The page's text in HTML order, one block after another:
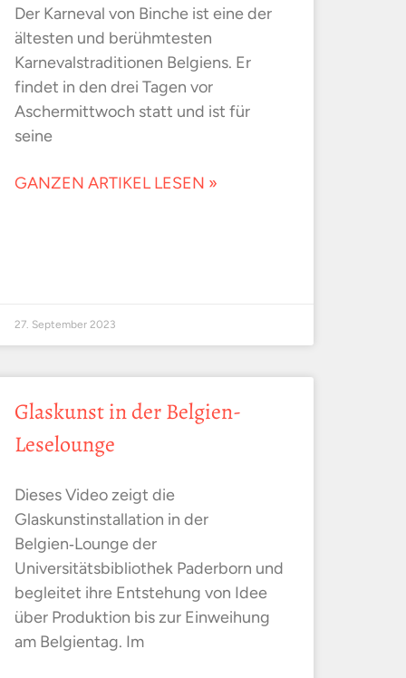
Der Karneval von Binche ist eine der
ältesten und berühmtesten
Karnevalstraditionen Belgiens. Er
findet in den drei Tagen vor
Aschermittwoch statt und ist für
seine
GANZEN ARTIKEL LESEN »
27. September 2023
Glaskunst in der Belgien-
Leselounge
Dieses Video zeigt die
Glaskunstinstallation in der
Belgien‑Lounge der
Universitätsbibliothek Paderborn und
begleitet ihre Entstehung von Idee
über Produktion bis zur Einweihung
am Belgientag. Im